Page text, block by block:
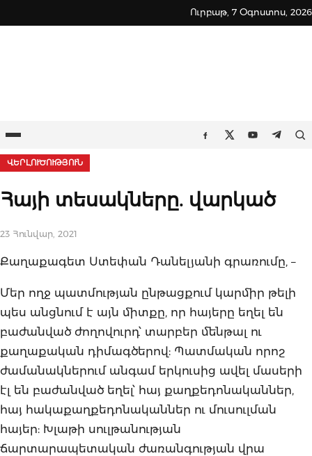
to
Ուրբաթ, 7 Օգոստոս, 2026
Ընտրացանկ Facebook
TwitterYoutube
ՎԵՐԼՈՒԾՈՒԹՅՈՒՆ
Հայի տեսակները. վարկած
23 Հունվար, 2021
Քաղաքագետ Ստեփան Դանելյանի գրառումը, –
Մեր ողջ պատմության ընթացքում կարմիր թելի
պես անցնում է այն միտքը, որ հայերը եղել են
բաժանված ժողովուրդ՝ տարբեր մենթալ ու
քաղաքական դիմագծերով: Պատմական որոշ
ժամանակներում անգամ երկուսից ավել մասերի
էլ են բաժանված եղել՝ հայ քաղքեդոնականներ,
հայ հակաքաղքեդոնականներ ու մուսուլման
հայեր: Խլաթի սուլթանության
ճարտարապետական ժառանգության վրա